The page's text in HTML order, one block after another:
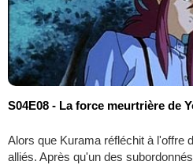
S04E08 - La force meurtrière de
Alors que Kurama réfléchit à l'offre
alliés. Après qu'un des